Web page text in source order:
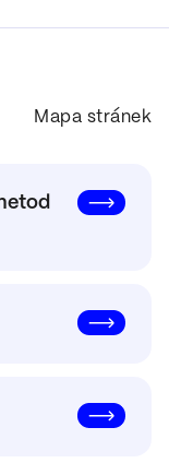
Mapa stránek